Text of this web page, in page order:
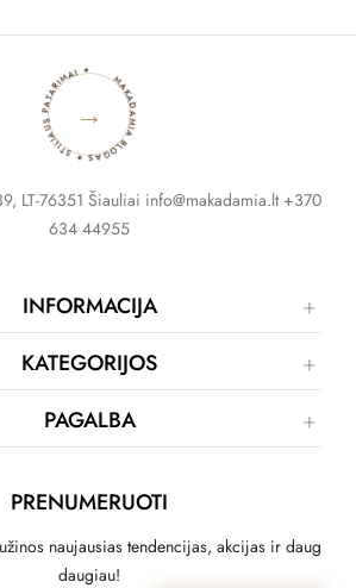
MAKADAMIA BLOGAS ✦ STILIAUS PATARIMAI ✦
→
LT-76351 Šiauliai info@makadamia.lt +370
634 44955
INFORMACIJA
KATEGORIJOS
PAGALBA
PRENUMERUOTI
naujausias tendencijas, akcijas ir daug
daugiau!